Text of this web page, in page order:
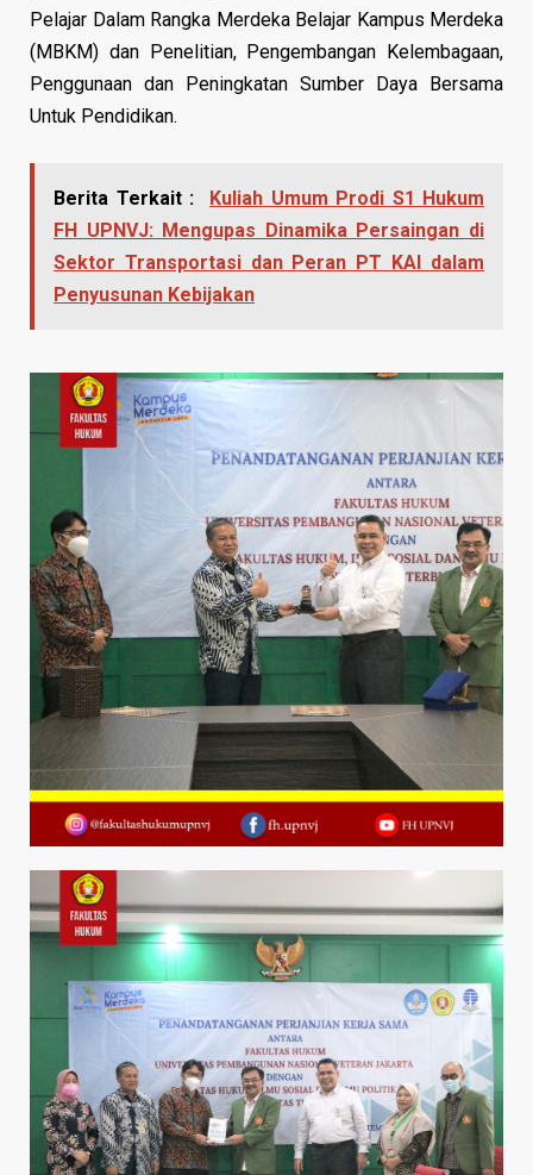
Pelajar Dalam Rangka Merdeka Belajar Kampus Merdeka
(MBKM) dan Penelitian, Pengembangan Kelembagaan,
Penggunaan dan Peningkatan Sumber Daya Bersama
Untuk Pendidikan.
Berita Terkait :
Kuliah Umum Prodi S1 Hukum
FH UPNVJ: Mengupas Dinamika Persaingan di
Sektor Transportasi dan Peran PT KAI dalam
Penyusunan Kebijakan